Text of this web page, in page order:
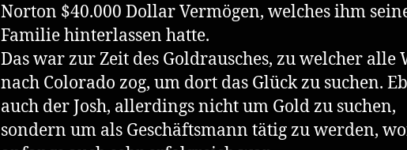
Norton $40.000 Dollar Vermögen, welches ihm
Familie hinterlassen hatte.
Das war zur Zeit des Goldrausches, zu welcher alle
nach Colorado zog, um dort das Glück zu suchen.
auch der Josh, allerdings nicht um Gold zu suchen,
sondern um als Geschäftsmann tätig zu werden,